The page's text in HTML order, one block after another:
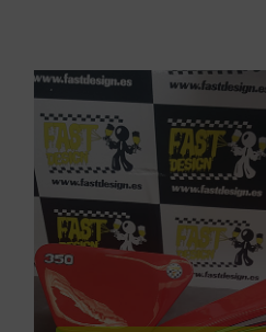
VER PINTURA DE